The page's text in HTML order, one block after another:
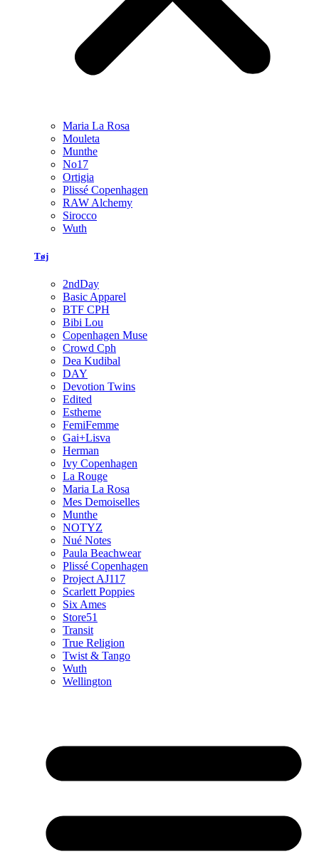
Maria La Rosa
Mouleta
Munthe
No17
Ortigia
Plissé Copenhagen
RAW Alchemy
Sirocco
Wuth
Tøj
2ndDay
Basic Apparel
BTF CPH
Bibi Lou
Copenhagen Muse
Crowd Cph
Dea Kudibal
DAY
Devotion Twins
Edited
Estheme
FemiFemme
Gai+Lisva
Herman
Ivy Copenhagen
La Rouge
Maria La Rosa
Mes Demoiselles
Munthe
NOTYZ
Nué Notes
Paula Beachwear
Plissé Copenhagen
Project AJ117
Scarlett Poppies
Six Ames
Store51
Transit
True Religion
Twist & Tango
Wuth
Wellington